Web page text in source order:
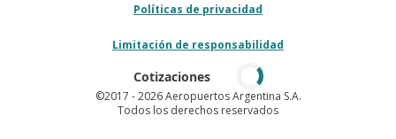
Políticas de privacidad
Limitación de responsabilidad
Cotizaciones
©2017 - 2026 Aeropuertos Argentina S.A.
Todos los derechos reservados